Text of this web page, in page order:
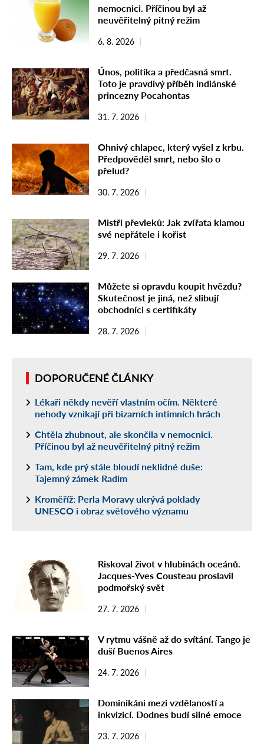
nemocnici. Příčinou byl až
neuvěřitelný pitný režim
6. 8. 2026
Únos, politika a předčasná smrt.
Toto je pravdivý příběh indiánské
princezny Pocahontas
31. 7. 2026
Ohnivý chlapec, který vyšel z krbu.
Předpověděl smrt, nebo šlo o
přelud?
30. 7. 2026
Mistři převleků: Jak zvířata klamou
své nepřátele i kořist
29. 7. 2026
Můžete si opravdu koupit hvězdu?
Skutečnost je jiná, než slibují
obchodníci s certifikáty
28. 7. 2026
DOPORUČENÉ ČLÁNKY
Lékaři někdy nevěří vlastním očím. Některé
nehody vznikají při bizarních intimních hrách
Chtěla zhubnout, ale skončila v nemocnici.
Příčinou byl až neuvěřitelný pitný režim
Tam, kde prý stále bloudí neklidné duše:
Tajemný zámek Radim
Kroměříž: Perla Moravy ukrývá poklady
UNESCO i obraz světového významu
Riskoval život v hlubinách oceánů.
Jacques-Yves Cousteau proslavil
podmořský svět
27. 7. 2026
V rytmu vášně až do svítání. Tango je
duší Buenos Aires
24. 7. 2026
Dominikáni mezi vzdělaností a
inkvizicí. Dodnes budí silné emoce
23. 7. 2026